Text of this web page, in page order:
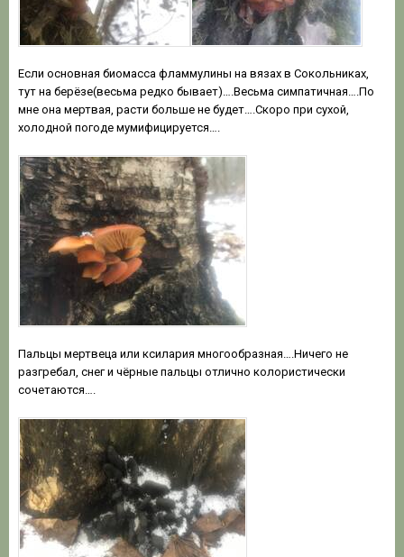
Если основная биомасса фламмулины на вязах в Сокольниках,
тут на берёзе(весьма редко бывает)….Весьма симпатичная….По
мне она мертвая, расти больше не будет….Скоро при сухой,
холодной погоде мумифицируется….
Пальцы мертвеца или ксилария многообразная….Ничего не
разгребал, снег и чёрные пальцы отлично колористически
сочетаются….